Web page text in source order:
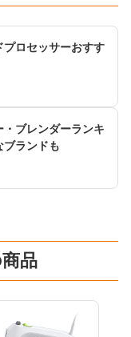
プロセッサーおすす
ブレンダーランキ
ブランドも
品